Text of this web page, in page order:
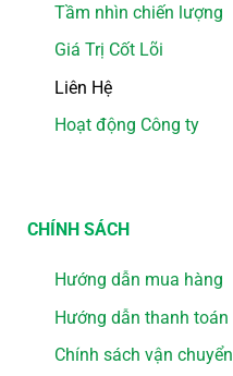
Tầm nhìn chiến lượng
Giá Trị Cốt Lõi
Liên Hệ
Hoạt động Công ty
CHÍNH SÁCH
Hướng dẫn mua hàng
Hướng dẫn thanh toán
Chính sách vận chuyển